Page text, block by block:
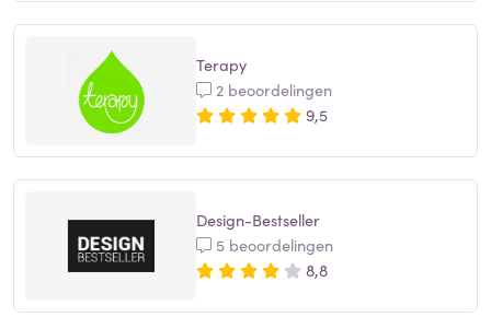
Terapy
2 beoordelingen
9,5
Design-Bestseller
5 beoordelingen
8,8